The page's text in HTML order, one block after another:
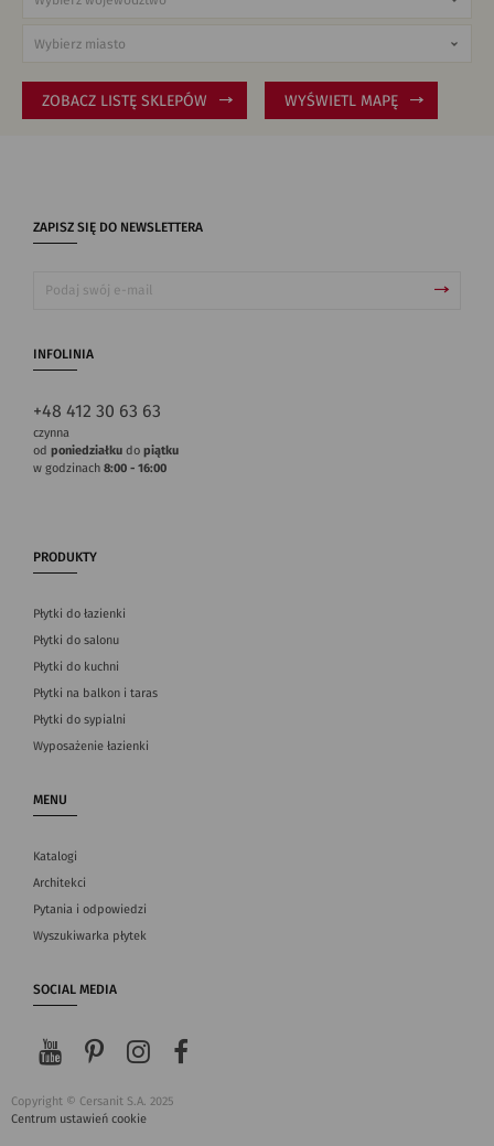
ZOBACZ LISTĘ SKLEPÓW WYŚWIETL MAPĘ
ZAPISZ SIĘ DO NEWSLETTERA
INFOLINIA
+48 412 30 63 63
czynna
od poniedziałku do piątku
w godzinach 8:00 - 16:00
PRODUKTY
Płytki do łazienki
Płytki do salonu
Płytki do kuchni
Płytki na balkon i taras
Płytki do sypialni
Wyposażenie łazienki
MENU
Katalogi
Architekci
Pytania i odpowiedzi
Wyszukiwarka płytek
SOCIAL MEDIA
Copyright © Cersanit S.A. 2025
Centrum ustawień cookie